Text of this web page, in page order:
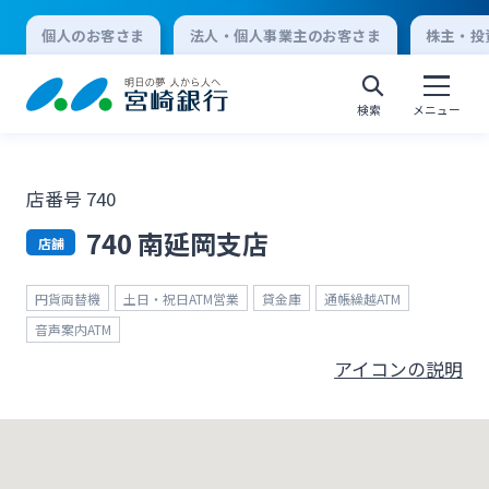
個人のお客さま 法人・個人事業主のお客さま 株主・
検索 メニュー
個人向けインターネットバンキング
ログオン
法人向けインターネットバンキング
店番号 740
店舗 740 南延岡支店
円貨両替機 土日・祝日ATM営業 貸金庫
通帳繰越ATM
音声案内ATM
アイコンの説明